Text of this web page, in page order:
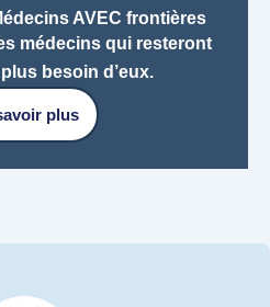
AVEC frontières​
médecins qui resteront
besoin d’eux.
plus